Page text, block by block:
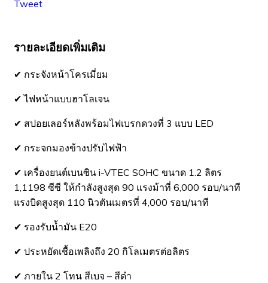
Tweet
รายละเอียดเพิ่มเติม
✔ กระจังหน้าโครเมี่ยม
✔ ไฟหน้าแบบฮาโลเจน
✔ สปอยเลอร์หลังพร้อมไฟเบรกดวงที่ 3 แบบ LED
✔ กระจกมองข้างปรับไฟฟ้า
✔ เครื่องยนต์เบนซิน i-VTEC SOHC ขนาด 1.2 ลิตร
1,1198 ซีซี ให้กำลังสูงสุด 90 แรงม้าที่ 6,000 รอบ/นาที
แรงบิดสูงสุด 110 นิวตันเมตรที่ 4,000 รอบ/นาที
✔ รองรับน้ำมัน E20
✔ ประหยัดเชื้อเพลิงถึง 20 กิโลเมตรต่อลิตร
✔ ภายใน 2 โทน สีเบจ – สีดำ